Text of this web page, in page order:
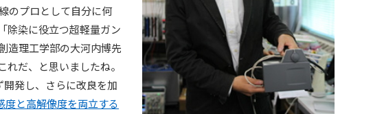
のプロとして自分に何
除染に役立つ超軽量ガン
造理工学部の大河内博先
だ、と思いましたね。
開発し、さらに改良を加
度と高解像度を両立する